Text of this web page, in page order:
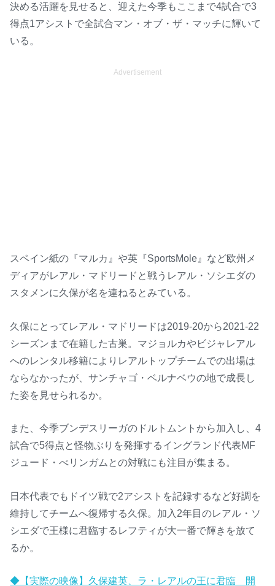
決める活躍を見せると、迎えた今季もここまで4試合で3
得点1アシストで全試合マン・オブ・ザ・マッチに輝いて
いる。
Advertisement
スペイン紙の『マルカ』や英『SportsMole』など欧州メ
ディアがレアル・マドリードと戦うレアル・ソシエダの
スタメンに久保が名を連ねるとみている。
久保にとってレアル・マドリードは2019-20から2021-22
シーズンまで在籍した古巣。マジョルカやビジャレアル
へのレンタル移籍によりレアルトップチームでの出場は
ならなかったが、サンチャゴ・ベルナベウの地で成長し
た姿を見せられるか。
また、今季ブンデスリーガのドルトムントから加入し、4
試合で5得点と怪物ぶりを発揮するイングランド代表MF
ジュード・べリンガムとの対戦にも注目が集まる。
日本代表でもドイツ戦で2アシストを記録するなど好調を
維持してチームへ復帰する久保。加入2年目のレアル・ソ
シエダで王様に君臨するレフティが大一番で輝きを放て
るか。
◆【実際の映像】久保建英、ラ・レアルの王に君臨 開